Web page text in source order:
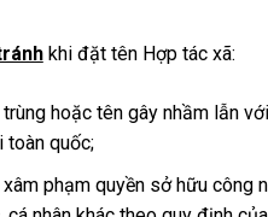
khi đặt tên Hợp tác xã:
hoặc tên gây nhầm lẫn
toàn quốc;
phạm quyền sở hữu công